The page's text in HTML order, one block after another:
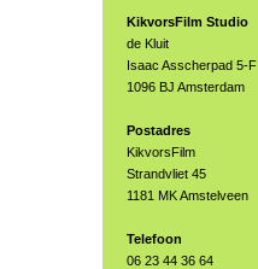
KikvorsFilm Studio
de Kluit
Isaac Asscherpad 5-F
1096 BJ Amsterdam
Postadres
KikvorsFilm
Strandvliet 45
1181 MK Amstelveen
Telefoon
06 23 44 36 64